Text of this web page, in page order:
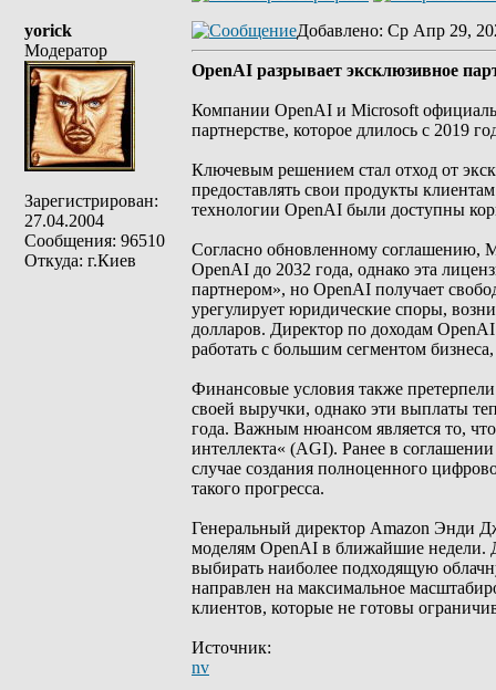
yorick
Модератор
Зарегистрирован:
27.04.2004
Сообщения: 96510
Откуда: г.Киев
Добавлено: Ср Апр 29,
OpenAI разрывает эксклюзивное
Компании OpenAI и Microsoft
партнерстве, которое длилось с 2019
Ключевым решением стал отход от
предоставлять свои продукты
технологии OpenAI были доступны
Согласно обновленному соглашению,
OpenAI до 2032 года, однако эта
партнером», но OpenAI получает
урегулирует юридические споры,
долларов. Директор по доходам
работать с большим сегментом
Финансовые условия также
своей выручки, однако эти выплаты
года. Важным нюансом является то,
интеллекта« (AGI). Ранее в
случае создания полноценного
такого прогресса.
Генеральный директор Amazon Энди
моделям OpenAI в ближайшие недели.
выбирать наиболее подходящую
направлен на максимальное
клиентов, которые не готовы
Источник:
nv